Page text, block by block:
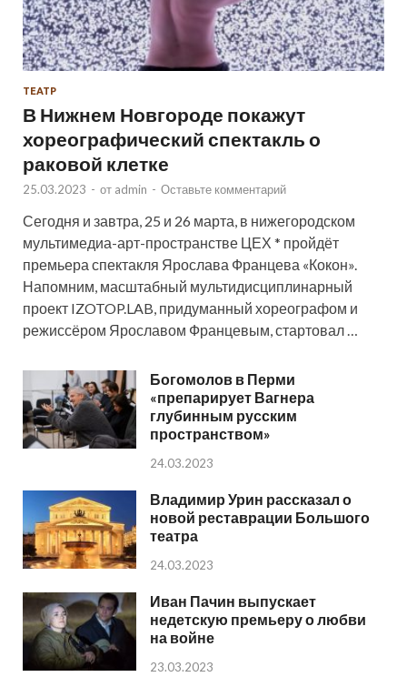
ТЕАТР
В Нижнем Новгороде покажут
хореографический спектакль о
раковой клетке
25.03.2023 - от admin - Оставьте комментарий
Сегодня и завтра, 25 и 26 марта, в нижегородском
мультимедиа-арт-пространстве ЦЕХ * пройдёт
премьера спектакля Ярослава Францева «Кокон».
Напомним, масштабный мультидисциплинарный
проект IZOTOP.LAB, придуманный хореографом и
режиссёром Ярославом Францевым, стартовал …
Богомолов в Перми
«препарирует Вагнера
глубинным русским
пространством»
24.03.2023
Владимир Урин рассказал о
новой реставрации Большого
театра
24.03.2023
Иван Пачин выпускает
недетскую премьеру о любви
на войне
23.03.2023